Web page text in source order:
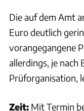
Die auf dem Amt
Euro deutlich
vorangegangene
allerdings, je nach
Prüforganisation,
Zeit: Mit Termin